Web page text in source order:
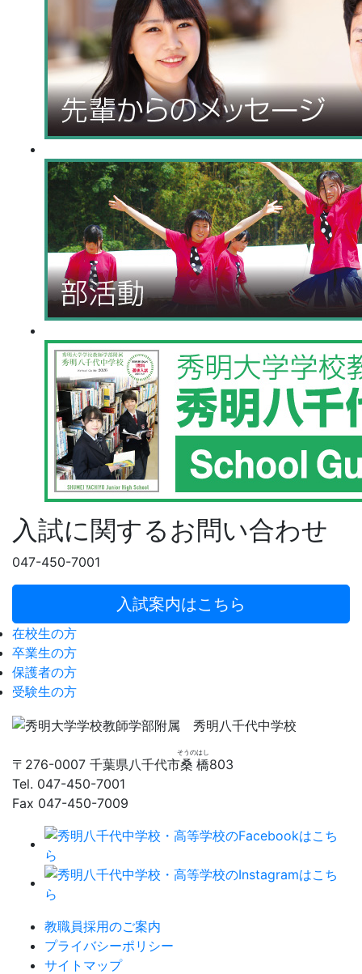
入試に関するお問い合わせ
047-450-7001
入試案内はこちら
在校生の方
卒業生の方
保護者の方
受験生の方
〒276-0007 千葉県八千代市桑
そうの
橋
はし
803
Tel. 047-450-7001
Fax 047-450-7009
教職員採用のご案内
プライバシーポリシー
サイトマップ